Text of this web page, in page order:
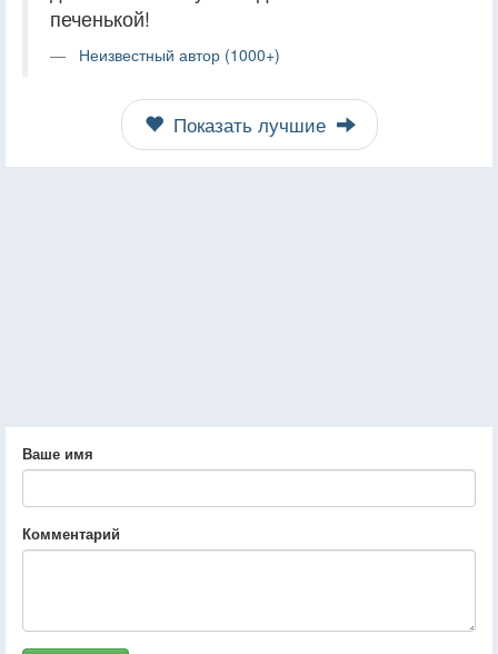
печенькой!
Неизвестный автор (1000+)
Показать лучшие
Ваше имя
Комментарий